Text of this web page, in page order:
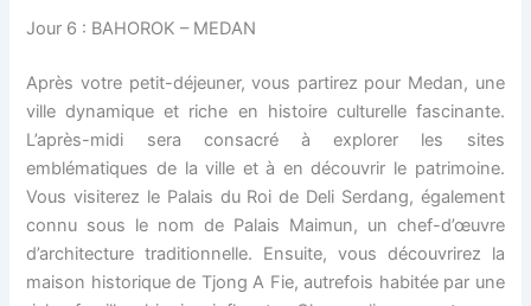
Jour 6 : BAHOROK – MEDAN
Après votre petit-déjeuner, vous partirez pour Medan, une
ville dynamique et riche en histoire culturelle fascinante.
L’après-midi sera consacré à explorer les sites
emblématiques de la ville et à en découvrir le patrimoine.
Vous visiterez le Palais du Roi de Deli Serdang, également
connu sous le nom de Palais Maimun, un chef-d’œuvre
d’architecture traditionnelle. Ensuite, vous découvrirez la
maison historique de Tjong A Fie, autrefois habitée par une